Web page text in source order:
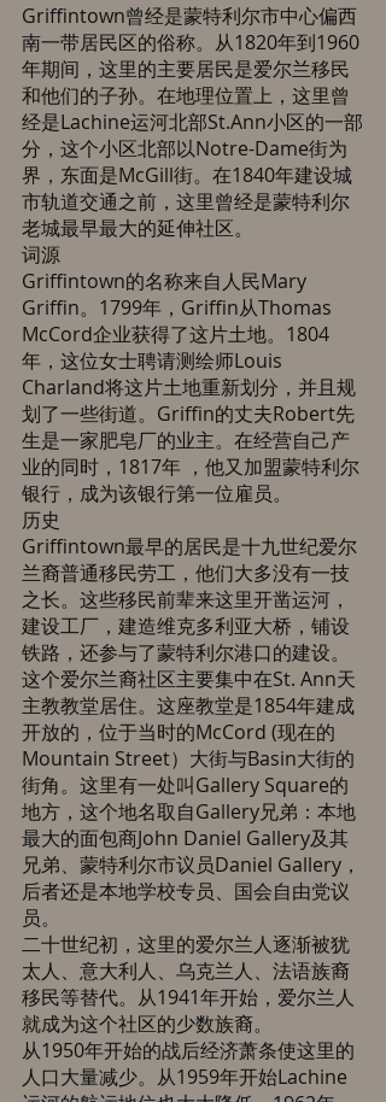
Griffintown曾经是蒙特利尔市中心偏西
南一带居民区的俗称。从1820年到1960
年期间，这里的主要居民是爱尔兰移民
和他们的子孙。在地理位置上，这里曾
经是Lachine运河北部St.Ann小区的一部
分，这个小区北部以Notre-Dame街为
界，东面是McGill街。在1840年建设城
市轨道交通之前，这里曾经是蒙特利尔
老城最早最大的延伸社区。
词源
Griffintown的名称来自人民Mary
Griffin。1799年，Griffin从Thomas
McCord企业获得了这片土地。1804
年，这位女士聘请测绘师Louis
Charland将这片土地重新划分，并且规
划了一些街道。Griffin的丈夫Robert先
生是一家肥皂厂的业主。在经营自己产
业的同时，1817年 ，他又加盟蒙特利尔
银行，成为该银行第一位雇员。
历史
Griffintown最早的居民是十九世纪爱尔
兰裔普通移民劳工，他们大多没有一技
之长。这些移民前辈来这里开凿运河，
建设工厂，建造维克多利亚大桥，铺设
铁路，还参与了蒙特利尔港口的建设。
这个爱尔兰裔社区主要集中在St. Ann天
主教教堂居住。这座教堂是1854年建成
开放的，位于当时的McCord (现在的
Mountain Street）大街与Basin大街的
街角。这里有一处叫Gallery Square的
地方，这个地名取自Gallery兄弟：本地
最大的面包商John Daniel Gallery及其
兄弟、蒙特利尔市议员Daniel Gallery，
后者还是本地学校专员、国会自由党议
员。
二十世纪初，这里的爱尔兰人逐渐被犹
太人、意大利人、乌克兰人、法语族裔
移民等替代。从1941年开始，爱尔兰人
就成为这个社区的少数族裔。
从1950年开始的战后经济萧条使这里的
人口大量减少。从1959年开始Lachine